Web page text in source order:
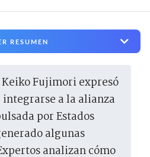
RESUMEN
integrarse a la alianza
por Estados
algunas
analizan cómo